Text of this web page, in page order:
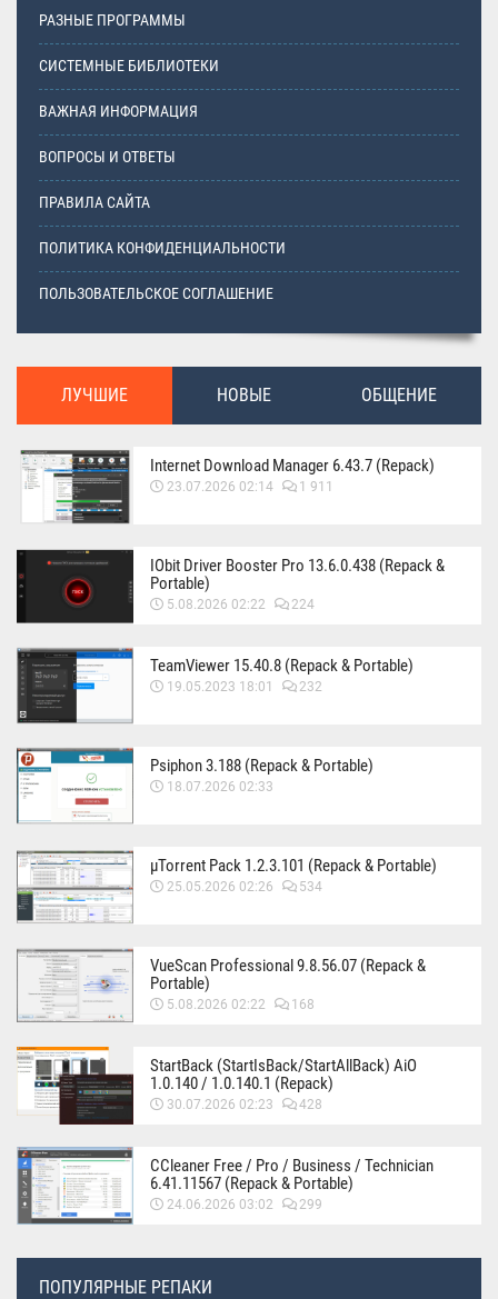
РАЗНЫЕ ПРОГРАММЫ
СИСТЕМНЫЕ БИБЛИОТЕКИ
ВАЖНАЯ ИНФОРМАЦИЯ
ВОПРОСЫ И ОТВЕТЫ
ПРАВИЛА САЙТА
ПОЛИТИКА КОНФИДЕНЦИАЛЬНОСТИ
ПОЛЬЗОВАТЕЛЬСКОЕ СОГЛАШЕНИЕ
ЛУЧШИЕ НОВЫЕ ОБЩЕНИЕ
Internet Download Manager 6.43.7 (Repack)
23.07.2026 02:14 1 911
IObit Driver Booster Pro 13.6.0.438 (Repack &
Portable)
5.08.2026 02:22 224
TeamViewer 15.40.8 (Repack & Portable)
19.05.2023 18:01 232
Psiphon 3.188 (Repack & Portable)
18.07.2026 02:33
µTorrent Pack 1.2.3.101 (Repack & Portable)
25.05.2026 02:26 534
VueScan Professional 9.8.56.07 (Repack &
Portable)
5.08.2026 02:22 168
StartBack (StartIsBack/StartAllBack) AiO
1.0.140 / 1.0.140.1 (Repack)
30.07.2026 02:23 428
CCleaner Free / Pro / Business / Technician
6.41.11567 (Repack & Portable)
24.06.2026 03:02 299
ПОПУЛЯРНЫЕ РЕПАКИ